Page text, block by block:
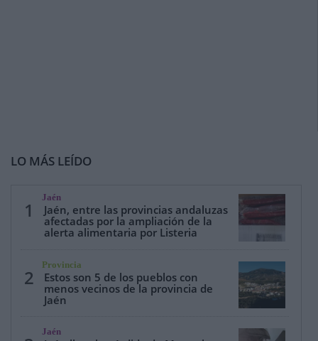
LO MÁS LEÍDO
1
Jaén
Jaén, entre las provincias andaluzas
afectadas por la ampliación de la
alerta alimentaria por Listeria
2
Provincia
Estos son 5 de los pueblos con
menos vecinos de la provincia de
Jaén
Jaén